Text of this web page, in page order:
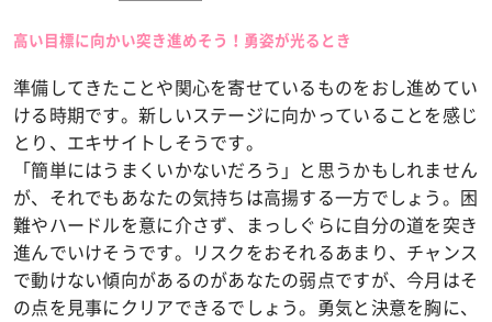
高い目標に向かい突き進めそう！勇姿が光るとき
準備してきたことや関心を寄せているものをおし進めてい
ける時期です。新しいステージに向かっていることを感じ
とり、エキサイトしそうです。
「簡単にはうまくいかないだろう」と思うかもしれません
が、それでもあなたの気持ちは高揚する一方でしょう。困
難やハードルを意に介さず、まっしぐらに自分の道を突き
進んでいけそうです。リスクをおそれるあまり、チャンス
で動けない傾向があるのがあなたの弱点ですが、今月はそ
の点を見事にクリアできるでしょう。勇気と決意を胸に、